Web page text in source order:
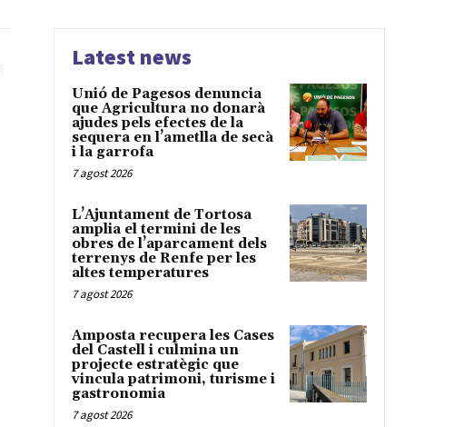
Latest news
Unió de Pagesos denuncia
que Agricultura no donarà
ajudes pels efectes de la
sequera en l’ametlla de secà
i la garrofa
7 agost 2026
L’Ajuntament de Tortosa
amplia el termini de les
obres de l’aparcament dels
terrenys de Renfe per les
altes temperatures
7 agost 2026
Amposta recupera les Cases
del Castell i culmina un
projecte estratègic que
vincula patrimoni, turisme i
gastronomia
7 agost 2026